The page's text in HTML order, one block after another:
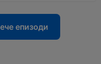
епизоди